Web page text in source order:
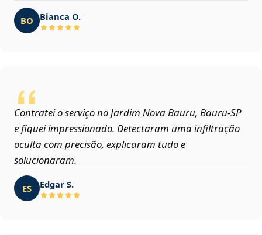
BO Bianca O.
Contratei o serviço no Jardim Nova Bauru, Bauru‑SP
e fiquei impressionado. Detectaram uma infiltração
oculta com precisão, explicaram tudo e
solucionaram.
ES Edgar S.